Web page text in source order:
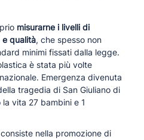
misurarne i livelli di
e qualità, che spesso non
minimi fissati dalla legge.
è stata più volte
Emergenza divenuta
tragedia di San Giuliano di
vita 27 bambini e 1
nella promozione di